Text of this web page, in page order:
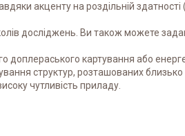
акценту на роздільній здатності
досліджень. Ви також можете
доплераського картування або
структур, розташованих близько
чутливість приладу.